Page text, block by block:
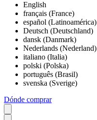
English
français (France)
español (Latinoamérica)
Deutsch (Deutschland)
dansk (Danmark)
Nederlands (Nederland)
italiano (Italia)
polski (Polska)
português (Brasil)
svenska (Sverige)
Dónde comprar